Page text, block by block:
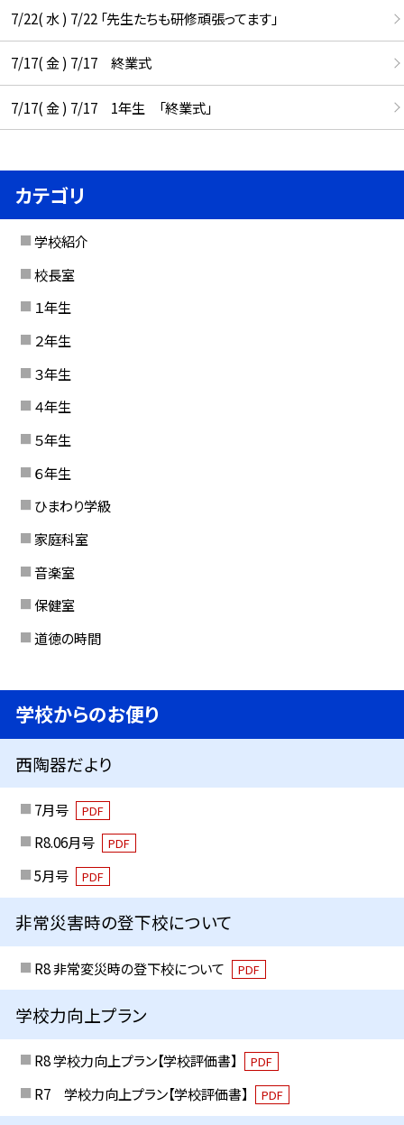
7/22( 水 ) 7/22 「先生たちも研修頑張ってます」
7/17( 金 ) 7/17 終業式
7/17( 金 ) 7/17 1年生 「終業式」
カテゴリ
学校紹介
校長室
１年生
２年生
３年生
４年生
５年生
６年生
ひまわり学級
家庭科室
音楽室
保健室
道徳の時間
学校からのお便り
西陶器だより
7月号 PDF
R8.06月号 PDF
5月号 PDF
非常災害時の登下校について
R8 非常変災時の登下校について PDF
学校力向上プラン
R8 学校力向上プラン【学校評価書】 PDF
R7 学校力向上プラン【学校評価書】 PDF